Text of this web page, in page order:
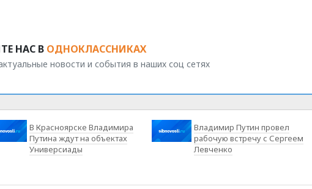
НАС В ОДНОКЛАССНИКАХ
новости и события в наших соц сетях
В Красноярске Владимира
Путина ждут на объектах
Универсиады
Владимир Путин провел
рабочую встречу с Сергеем
Левченко